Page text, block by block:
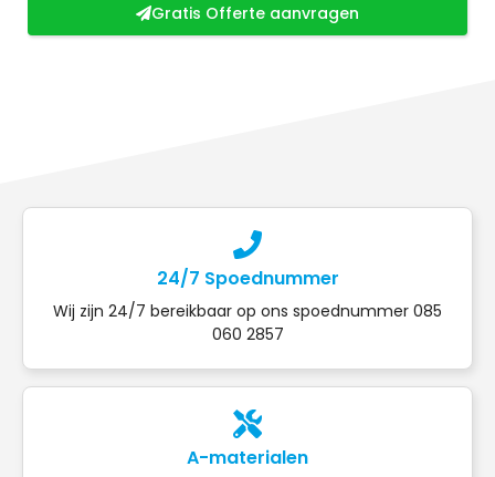
Gratis Offerte aanvragen
24/7 Spoednummer
Wij zijn 24/7 bereikbaar op ons spoednummer 085
060 2857
A-materialen